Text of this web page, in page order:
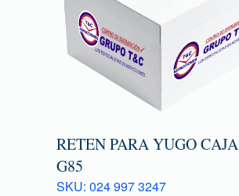
RETEN PARA YUGO CAJA
G85
SKU: 024 997 3247